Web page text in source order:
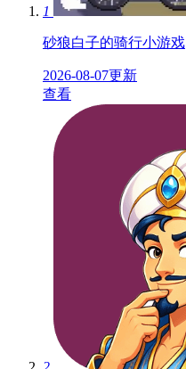
1
砂狼白子的骑行小游戏
2026-08-07更新
查看